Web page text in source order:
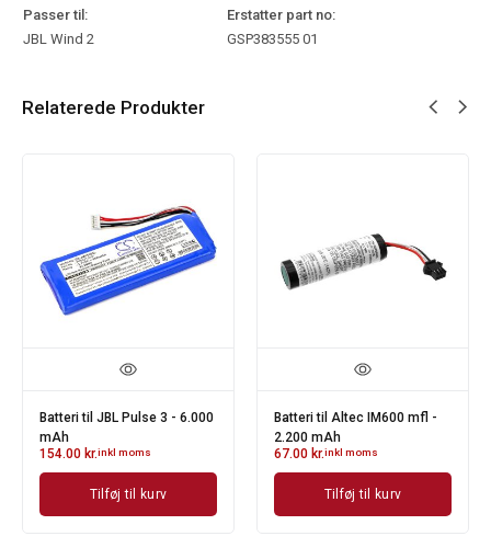
Passer til:
Erstatter part no:
JBL Wind 2
GSP383555 01
Relaterede Produkter
Batteri til JBL Pulse 3 - 6.000
mAh
154.00 kr.inkl moms
Tilføj til kurv
Batteri til Altec IM600 mfl -
2.200 mAh
67.00 kr.inkl moms
Tilføj til kurv